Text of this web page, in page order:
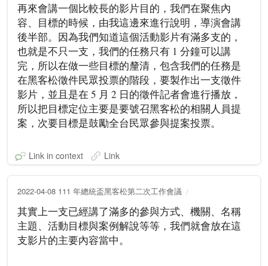
再來會講一個比較長的影片目的，我們在聚焦內
容、目標的時候，由我這邊來進行說明，導演會講
後半部。因為我們知道這個活動影片有滿多支的，
也就是不只一支，我們的任務只有 1 分鐘可以講
完，所以在做一些目標的釐清，包含我們的任務是
在黑客松徵件民眾投票的階段，要製作出一支徵件
影片，並且是在 5 月 2 日的徵件記者會進行播放，
所以把目標定位主要是要號召黑客松的相關人員提
案，次要目標是鼓勵全台民眾參與提案投票。
Link in context Link
2022-04-08 111 年總統盃黑客松第二次工作會議
其實上一支已經講了滿多的參與方式、機關、名稱
主題、活動目標與案例解說等等，我們就會放在這
支影片的主要內容當中。